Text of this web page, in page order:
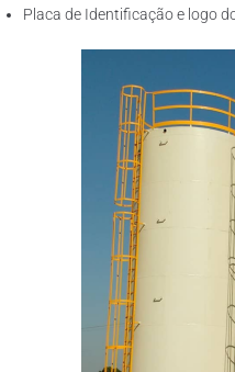
Placa de Identificação e logo